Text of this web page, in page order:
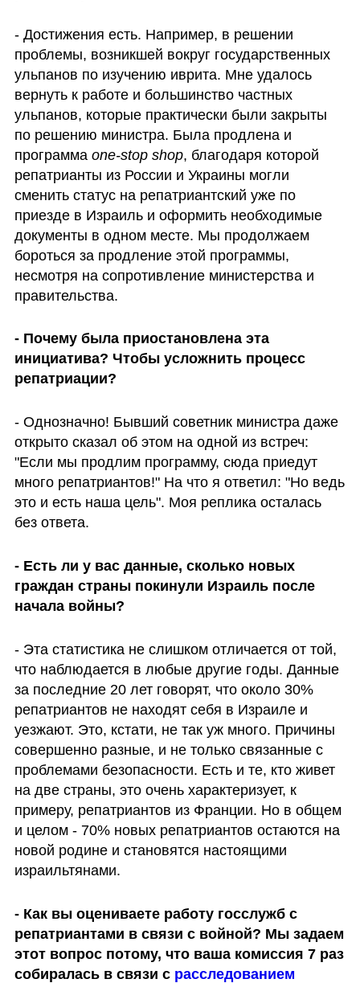
- Достижения есть. Например, в решении
проблемы, возникшей вокруг государственных
ульпанов по изучению иврита. Мне удалось
вернуть к работе и большинство частных
ульпанов, которые практически были закрыты
по решению министра. Была продлена и
программа one-stop shop, благодаря которой
репатрианты из России и Украины могли
сменить статус на репатриантский уже по
приезде в Израиль и оформить необходимые
документы в одном месте. Мы продолжаем
бороться за продление этой программы,
несмотря на сопротивление министерства и
правительства.
- Почему была приостановлена эта
инициатива? Чтобы усложнить процесс
репатриации?
- Однозначно! Бывший советник министра даже
открыто сказал об этом на одной из встреч:
"Если мы продлим программу, сюда приедут
много репатриантов!" На что я ответил: "Но ведь
это и есть наша цель". Моя реплика осталась
без ответа.
- Есть ли у вас данные, сколько новых
граждан страны покинули Израиль после
начала войны?
- Эта статистика не слишком отличается от той,
что наблюдается в любые другие годы. Данные
за последние 20 лет говорят, что около 30%
репатриантов не находят себя в Израиле и
уезжают. Это, кстати, не так уж много. Причины
совершенно разные, и не только связанные с
проблемами безопасности. Есть и те, кто живет
на две страны, это очень характеризует, к
примеру, репатриантов из Франции. Но в общем
и целом - 70% новых репатриантов остаются на
новой родине и становятся настоящими
израильтянами.
- Как вы оцениваете работу госслужб с
репатриантами в связи с войной? Мы задаем
этот вопрос потому, что ваша комиссия 7 раз
собиралась в связи с расследованием